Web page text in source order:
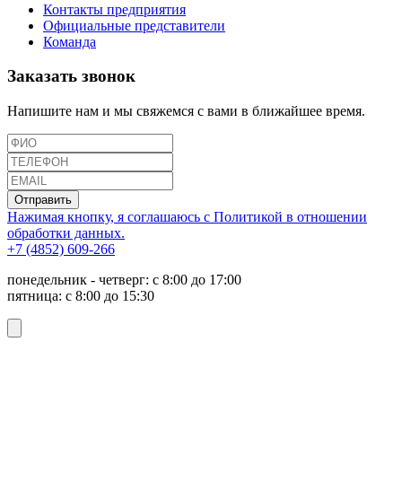
Контакты предприятия
Официальные представители
Команда
Заказать звонок
Напишите нам и мы свяжемся с вами в ближайшее время.
Отправить
Нажимая кнопку, я соглашаюсь с Политикой в отношении
обработки данных.
+7 (4852) 609-266
понедельник - четверг: с 8:00 до 17:00
пятница: с 8:00 до 15:30